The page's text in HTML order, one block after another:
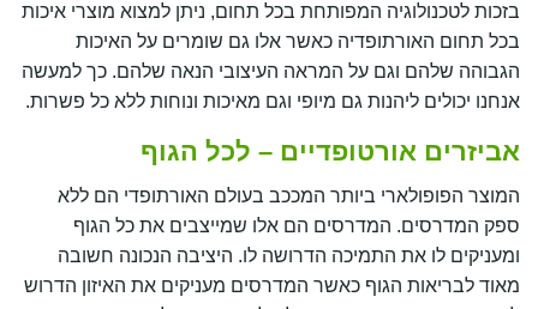
בזכות לטכנולוגיה המפותחת בכל תחום, ניתן למצוא מוצרי איכות
בכל תחום האורתופדיה כאשר אלו גם שומרים על האיכות
הגבוהה שלהם וגם על המראה העיצובי הנאה שלהם. כך למעשה
אנחנו יכולים ליהנות גם מיופי וגם מאיכות ונוחות ללא כל פשרות.
אביזרים אורטופדיים – לכל הגוף
המוצר הפופולארי ביותר המככב בעולם האורתופדי הם ללא
ספק המדרסים. המדרסים הם אלו שמייצבים את כל הגוף
ומעניקים לו את התמיכה הדרושה לו. היציבה הנכונה חשובה
מאוד לבריאות הגוף כאשר המדרסים מעניקים את האיזון הדרוש